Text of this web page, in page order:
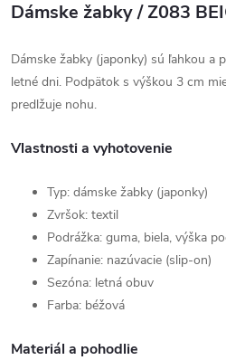
Dámske žabky / Z083
Dámske žabky (japonky) sú ľahkou a
letné dni. Podpätok s výškou 3 cm
predlžuje nohu.
Vlastnosti a vyhotovenie
Typ: dámske žabky (japonky)
Zvršok: textil
Podrážka: guma, biela, výška
Zapínanie: nazúvacie (slip-on)
Sezóna: letná obuv
Farba: béžová
Materiál a pohodlie